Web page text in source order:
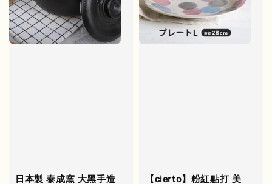
日本製 泰成窯 大黑手造
【cierto】粉紅點打 美